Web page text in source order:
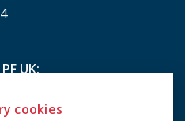
UK:
16.00 hod.
cookies